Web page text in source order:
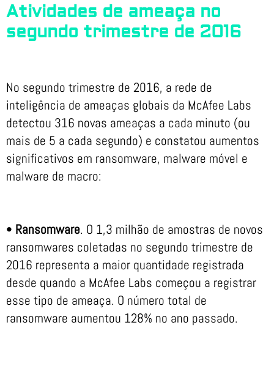
Atividades de ameaça no
segundo trimestre de 2016
No segundo trimestre de 2016, a rede de
inteligência de ameaças globais da McAfee Labs
detectou 316 novas ameaças a cada minuto (ou
mais de 5 a cada segundo) e constatou aumentos
significativos em ransomware, malware móvel e
malware de macro:
• Ransomware. O 1,3 milhão de amostras de novos
ransomwares coletadas no segundo trimestre de
2016 representa a maior quantidade registrada
desde quando a McAfee Labs começou a registrar
esse tipo de ameaça. O número total de
ransomware aumentou 128% no ano passado.